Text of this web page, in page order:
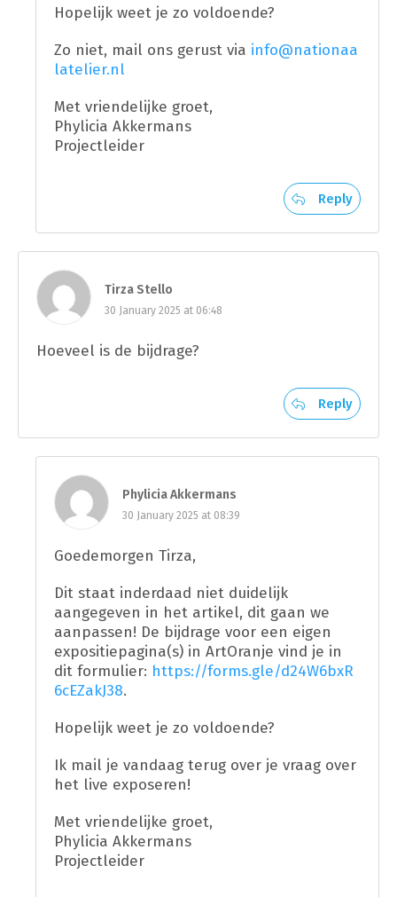
Hopelijk weet je zo voldoende?
Zo niet, mail ons gerust via info@nationaa
latelier.nl
Met vriendelijke groet,
Phylicia Akkermans
Projectleider
Reply
Tirza Stello
30 January 2025 at 06:48
Hoeveel is de bijdrage?
Reply
Phylicia Akkermans
30 January 2025 at 08:39
Goedemorgen Tirza,
Dit staat inderdaad niet duidelijk
aangegeven in het artikel, dit gaan we
aanpassen! De bijdrage voor een eigen
expositiepagina(s) in ArtOranje vind je in
dit formulier: https://forms.gle/d24W6bxR
6cEZakJ38.
Hopelijk weet je zo voldoende?
Ik mail je vandaag terug over je vraag over
het live exposeren!
Met vriendelijke groet,
Phylicia Akkermans
Projectleider